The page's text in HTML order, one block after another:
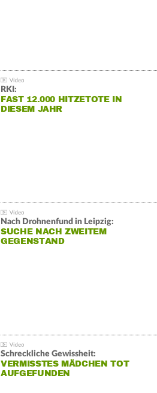
RKI:
FAST 12.000 HITZETOTE IN
DIESEM JAHR
Nach Drohnenfund in Leipzig:
SUCHE NACH ZWEITEM
GEGENSTAND
Schreckliche Gewissheit:
VERMISSTES MÄDCHEN TOT
AUFGEFUNDEN